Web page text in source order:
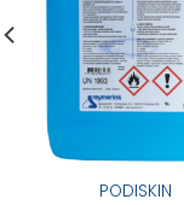
PODISKIN